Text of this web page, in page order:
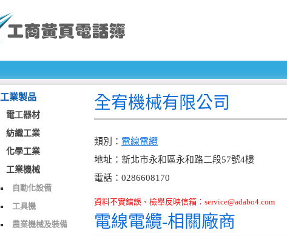
工業製品
電工器材
紡織工業
化學工業
工業機械
自動化設備
工具機
農業機械及裝備
全宥機械有限公司
類別： 電線電纜
地址：新北市永和區永和路二段57號4樓
電話：0286608170
資料不實錯誤、檢舉反映信箱：service@adabo4.com
電線電纜-相關廠商